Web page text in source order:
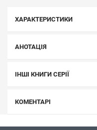
ХАРАКТЕРИСТИКИ
АНОТАЦІЯ
ІНШІ КНИГИ СЕРІЇ
КОМЕНТАРІ